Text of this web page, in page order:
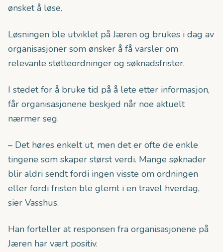
ønsket å løse.
Løsningen ble utviklet på Jæren og brukes i dag av
organisasjoner som ønsker å få varsler om
relevante støtteordninger og søknadsfrister.
I stedet for å bruke tid på å lete etter informasjon,
får organisasjonene beskjed når noe aktuelt
nærmer seg.
– Det høres enkelt ut, men det er ofte de enkle
tingene som skaper størst verdi. Mange søknader
blir aldri sendt fordi ingen visste om ordningen
eller fordi fristen ble glemt i en travel hverdag,
sier Vasshus.
Han forteller at responsen fra organisasjonene på
Jæren har vært positiv.